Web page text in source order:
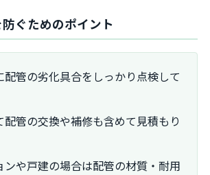
ぐためのポイント
配管の劣化具合をしっかり点検して
配管の交換や補修も含めて見積もり
ンや戸建の場合は配管の材質・耐用